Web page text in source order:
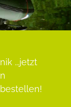
...jetzt